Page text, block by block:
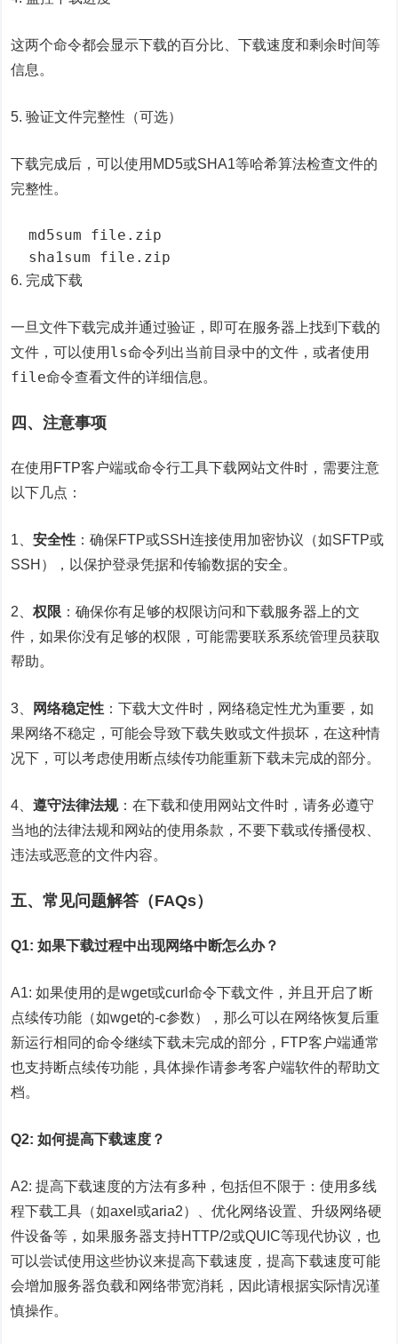
这两个命令都会显示下载的百分比、下载速度和剩余时间等
信息。
5. 验证文件完整性（可选）
下载完成后，可以使用MD5或SHA1等哈希算法检查文件的
完整性。
  md5sum file.zip
  sha1sum file.zip
6. 完成下载
一旦文件下载完成并通过验证，即可在服务器上找到下载的
文件，可以使用 ls命令列出当前目录中的文件，或者使用
file命令查看文件的详细信息。
四、注意事项
在使用FTP客户端或命令行工具下载网站文件时，需要注意
以下几点：
1、安全性 ：确保FTP或SSH连接使用加密协议（如SFTP或
SSH），以保护登录凭据和传输数据的安全。
2、权限 ：确保你有足够的权限访问和下载服务器上的文
件，如果你没有足够的权限，可能需要联系系统管理员获取
帮助。
3、 网络稳定性 ：下载大文件时，网络稳定性尤为重要，如
果网络不稳定，可能会导致下载失败或文件损坏，在这种情
况下，可以考虑使用断点续传功能重新下载未完成的部分。
4、遵守法律法规：在下载和使用网站文件时，请务必遵守
当地的法律法规和网站的使用条款，不要下载或传播侵权、
违法或恶意的文件内容。
五、常见问题解答（FAQs）
Q1: 如果下载过程中出现网络中断怎么办？
A1: 如果使用的是wget或curl命令下载文件，并且开启了断
点续传功能（如wget的-c参数），那么可以在网络恢复后重
新运行相同的命令继续下载未完成的部分，FTP客户端通常
也支持断点续传功能，具体操作请参考客户端软件的帮助文
档。
Q2: 如何提高下载速度？
A2: 提高下载速度的方法有多种，包括但不限于：使用多线
程下载工具（如axel或aria2）、优化网络设置、升级网络硬
件设备等，如果服务器支持HTTP/2或QUIC等现代协议，也
可以尝试使用这些协议来提高下载速度，提高下载速度可能
会增加服务器负载和网络带宽消耗，因此请根据实际情况谨
慎操作。